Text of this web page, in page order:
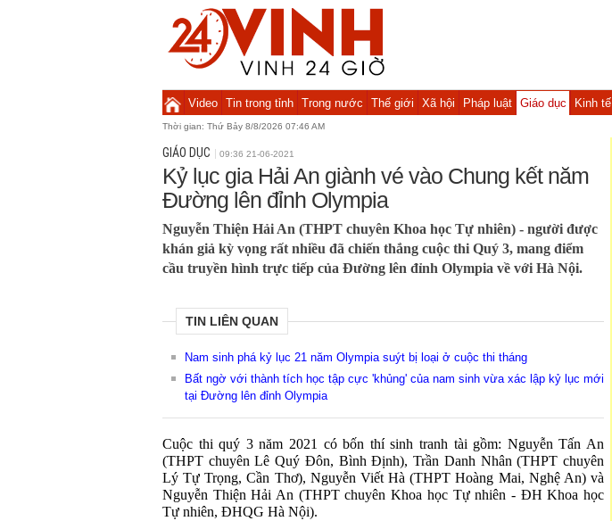
Video Tin trong tỉnh Trong nước Thế giới Xã hội Pháp luật Giáo dục Kinh tế
Thời gian: Thứ Bảy 8/8/2026 07:46 AM
GIÁO DỤC 09:36 21-06-2021
Kỷ lục gia Hải An giành vé vào Chung kết năm
Đường lên đỉnh Olympia
Nguyễn Thiện Hải An (THPT chuyên Khoa học Tự nhiên) - người được
khán giả kỳ vọng rất nhiều đã chiến thắng cuộc thi Quý 3, mang điểm
cầu truyền hình trực tiếp của Đường lên đỉnh Olympia về với Hà Nội.
TIN LIÊN QUAN
Nam sinh phá kỷ lục 21 năm Olympia suýt bị loại ở cuộc thi tháng
Bất ngờ với thành tích học tập cực 'khủng' của nam sinh vừa xác lập kỷ lục mới
tại Đường lên đỉnh Olympia
Cuộc thi quý 3 năm 2021 có bốn thí sinh tranh tài gồm: Nguyễn Tấn An
(THPT chuyên Lê Quý Đôn, Bình Định), Trần Danh Nhân (THPT chuyên
Lý Tự Trọng, Cần Thơ), Nguyễn Viết Hà (THPT Hoàng Mai, Nghệ An) và
Nguyễn Thiện Hải An (THPT chuyên Khoa học Tự nhiên - ĐH Khoa học
Tự nhiên, ĐHQG Hà Nội).